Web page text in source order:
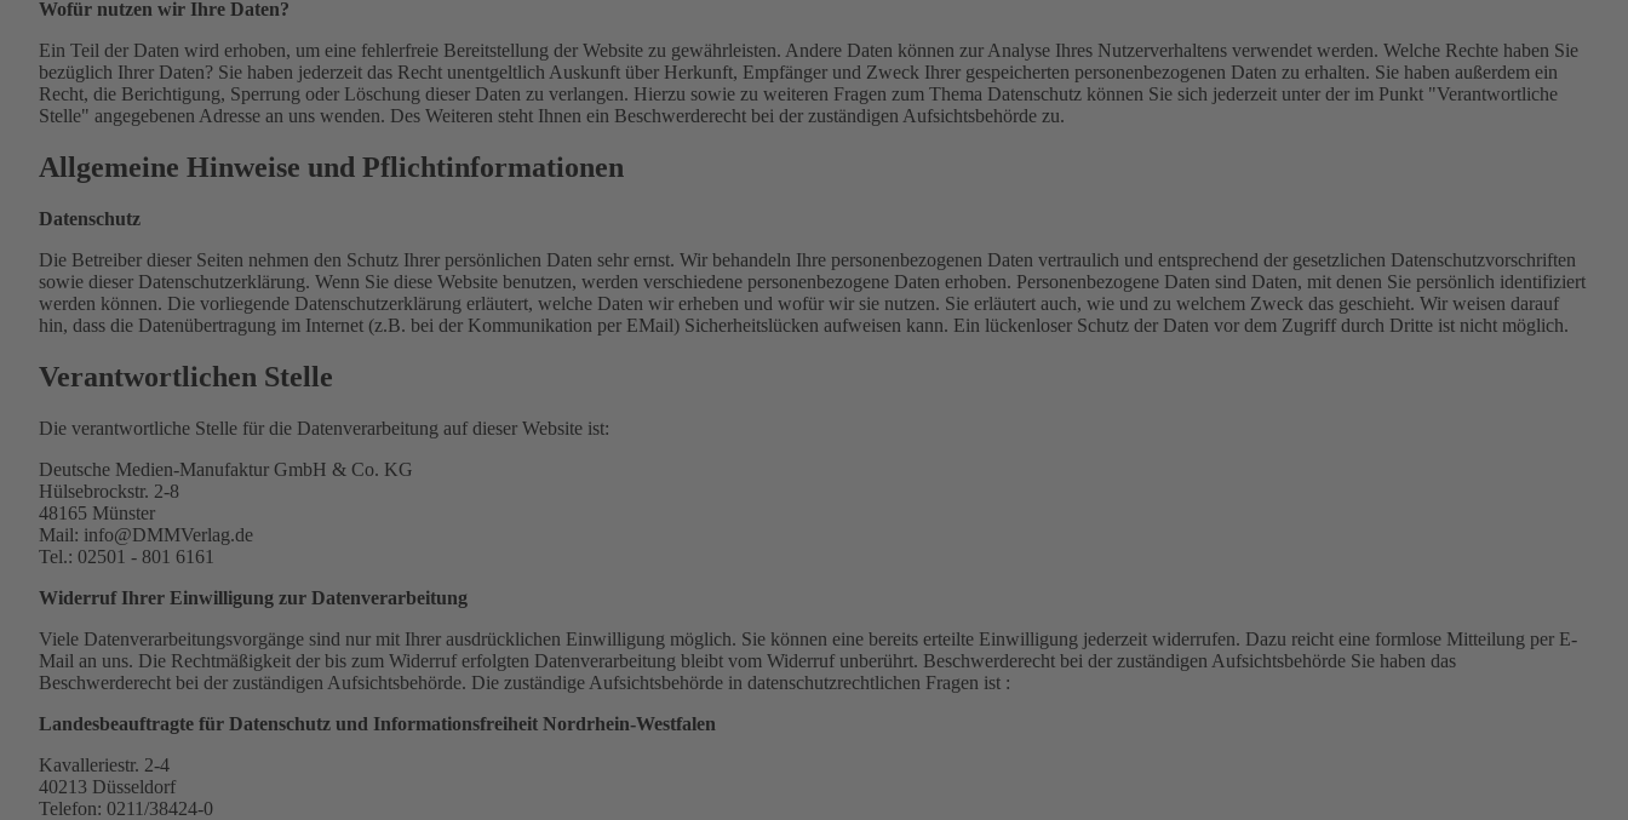
Wofür nutzen wir Ihre Daten?
Ein Teil der Daten wird erhoben, um eine fehlerfreie Bereitstellung der Website zu gewährleisten. Andere Daten können zur Analyse Ihres Nutzerverhaltens verwendet werden. Welche Rechte haben Sie
bezüglich Ihrer Daten? Sie haben jederzeit das Recht unentgeltlich Auskunft über Herkunft, Empfänger und Zweck Ihrer gespeicherten personenbezogenen Daten zu erhalten. Sie haben außerdem ein
Recht, die Berichtigung, Sperrung oder Löschung dieser Daten zu verlangen. Hierzu sowie zu weiteren Fragen zum Thema Datenschutz können Sie sich jederzeit unter der im Punkt "Verantwortliche
Stelle" angegebenen Adresse an uns wenden. Des Weiteren steht Ihnen ein Beschwerderecht bei der zuständigen Aufsichtsbehörde zu.
Allgemeine Hinweise und Pflichtinformationen
Datenschutz
Die Betreiber dieser Seiten nehmen den Schutz Ihrer persönlichen Daten sehr ernst. Wir behandeln Ihre personenbezogenen Daten vertraulich und entsprechend der gesetzlichen Datenschutzvorschriften
sowie dieser Datenschutzerklärung. Wenn Sie diese Website benutzen, werden verschiedene personenbezogene Daten erhoben. Personenbezogene Daten sind Daten, mit denen Sie persönlich identifiziert
werden können. Die vorliegende Datenschutzerklärung erläutert, welche Daten wir erheben und wofür wir sie nutzen. Sie erläutert auch, wie und zu welchem Zweck das geschieht. Wir weisen darauf
hin, dass die Datenübertragung im Internet (z.B. bei der Kommunikation per EMail) Sicherheitslücken aufweisen kann. Ein lückenloser Schutz der Daten vor dem Zugriff durch Dritte ist nicht möglich.
Verantwortlichen Stelle
Die verantwortliche Stelle für die Datenverarbeitung auf dieser Website ist:
Deutsche Medien-Manufaktur GmbH & Co. KG
Hülsebrockstr. 2-8
48165 Münster
Mail: info@DMMVerlag.de
Tel.: 02501 - 801 6161
Widerruf Ihrer Einwilligung zur Datenverarbeitung
Viele Datenverarbeitungsvorgänge sind nur mit Ihrer ausdrücklichen Einwilligung möglich. Sie können eine bereits erteilte Einwilligung jederzeit widerrufen. Dazu reicht eine formlose Mitteilung per E-
Mail an uns. Die Rechtmäßigkeit der bis zum Widerruf erfolgten Datenverarbeitung bleibt vom Widerruf unberührt. Beschwerderecht bei der zuständigen Aufsichtsbehörde Sie haben das
Beschwerderecht bei der zuständigen Aufsichtsbehörde. Die zuständige Aufsichtsbehörde in datenschutzrechtlichen Fragen ist :
Landesbeauftragte für Datenschutz und Informationsfreiheit Nordrhein-Westfalen
Kavalleriestr. 2-4
40213 Düsseldorf
Telefon: 0211/38424-0